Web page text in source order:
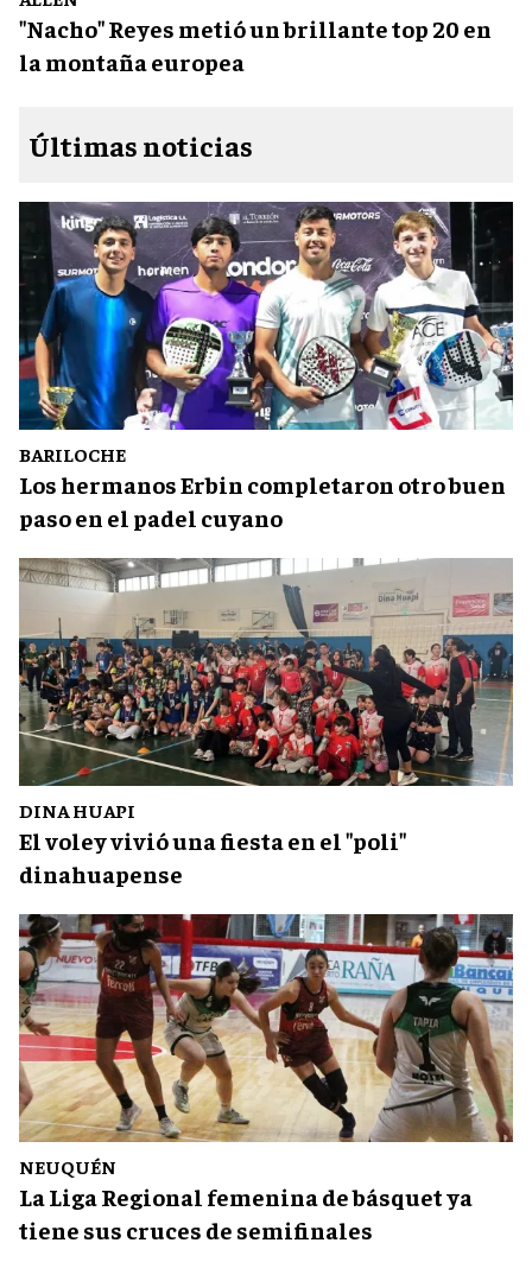
"Nacho" Reyes metió un brillante top 20 en
la montaña europea
Últimas noticias
BARILOCHE
Los hermanos Erbin completaron otro buen
paso en el padel cuyano
DINA HUAPI
El voley vivió una fiesta en el "poli"
dinahuapense
NEUQUÉN
La Liga Regional femenina de básquet ya
tiene sus cruces de semifinales